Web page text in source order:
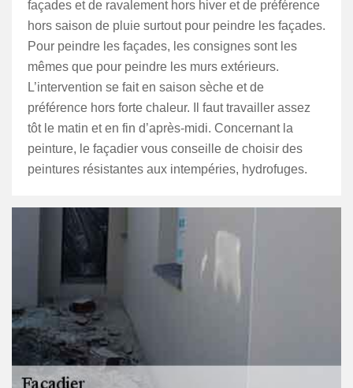
façades et de ravalement hors hiver et de préférence
hors saison de pluie surtout pour peindre les façades.
Pour peindre les façades, les consignes sont les
mêmes que pour peindre les murs extérieurs.
L’intervention se fait en saison sèche et de
préférence hors forte chaleur. Il faut travailler assez
tôt le matin et en fin d’après-midi. Concernant la
peinture, le façadier vous conseille de choisir des
peintures résistantes aux intempéries, hydrofuges.